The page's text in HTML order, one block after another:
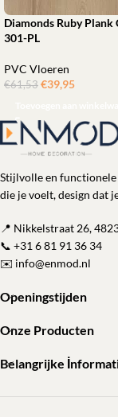
Diamonds Ruby Plank
301-PL
PVC Vloeren
€61,53 €39,95
Stijlvolle en
die je voelt, design dat
📍 Nikkelstraat 26,
📞 +31 6 81 91 36 34
✉️ info@enmod.nl
Openingstijden
Onze Producten
Belangrijke